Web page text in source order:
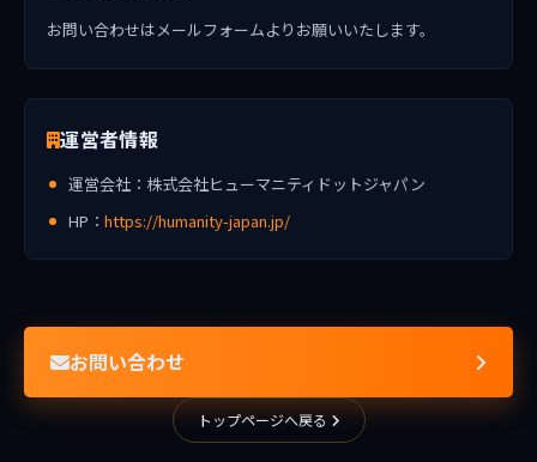
お問い合わせはメールフォームよりお願いいたします。
運営者情報
運営会社：株式会社ヒューマニティドットジャパン
HP： https://humanity-japan.jp/
お問い合わせ
トップページへ戻る